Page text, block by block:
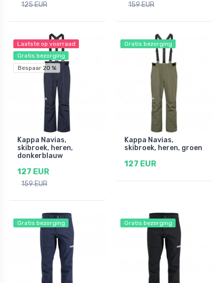
125 EUR 159 EUR
Laatste op voorraad
Gratis bezorging
Bespaar 20 %
Kappa Navias,
skibroek, heren,
donkerblauw
127 EUR
159 EUR
Gratis bezorging
Kappa Navias,
skibroek, heren, groen
127 EUR
Gratis bezorging Gratis bezorging